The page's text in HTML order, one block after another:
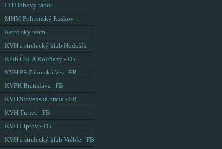
LH Dobový tábor
MHM Pohronský Ruskov
Retro sky team
KVH a strelecký klub Hodošík
Klub ČSĽA Kolíňany - FB
KVH PS Záhorská Ves - FB
KVPH Bratislava - FB
KVH Slovenská brána - FB
KVH Turiec - FB
KVH Liptov - FB
KVH a strelecký klub Vráble - FB